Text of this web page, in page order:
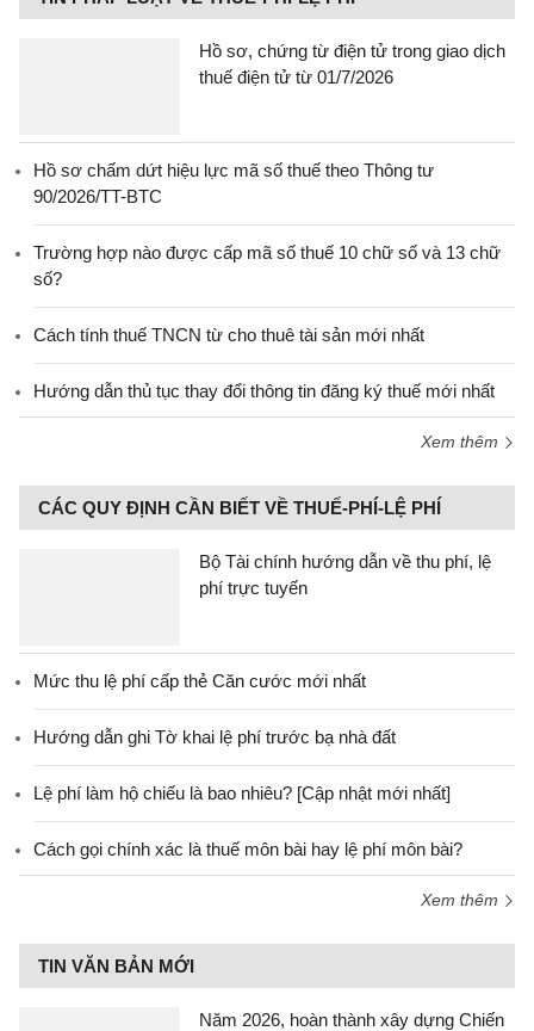
Hồ sơ, chứng từ điện tử trong giao dịch
thuế điện tử từ 01/7/2026
Hồ sơ chấm dứt hiệu lực mã số thuế theo Thông tư
90/2026/TT-BTC
Trường hợp nào được cấp mã số thuế 10 chữ số và 13 chữ
số?
Cách tính thuế TNCN từ cho thuê tài sản mới nhất
Hướng dẫn thủ tục thay đổi thông tin đăng ký thuế mới nhất
Xem thêm
CÁC QUY ĐỊNH CẦN BIẾT VỀ THUẾ-PHÍ-LỆ PHÍ
Bộ Tài chính hướng dẫn về thu phí, lệ
phí trực tuyến
Mức thu lệ phí cấp thẻ Căn cước mới nhất
Hướng dẫn ghi Tờ khai lệ phí trước bạ nhà đất
Lệ phí làm hộ chiếu là bao nhiêu? [Cập nhật mới nhất]
Cách gọi chính xác là thuế môn bài hay lệ phí môn bài?
Xem thêm
TIN VĂN BẢN MỚI
Năm 2026, hoàn thành xây dựng Chiến